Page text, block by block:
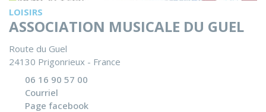
LOISIRS
ASSOCIATION MUSICALE DU GUEL
Route du Guel
24130 Prigonrieux - France
06 16 90 57 00
Courriel
Page facebook